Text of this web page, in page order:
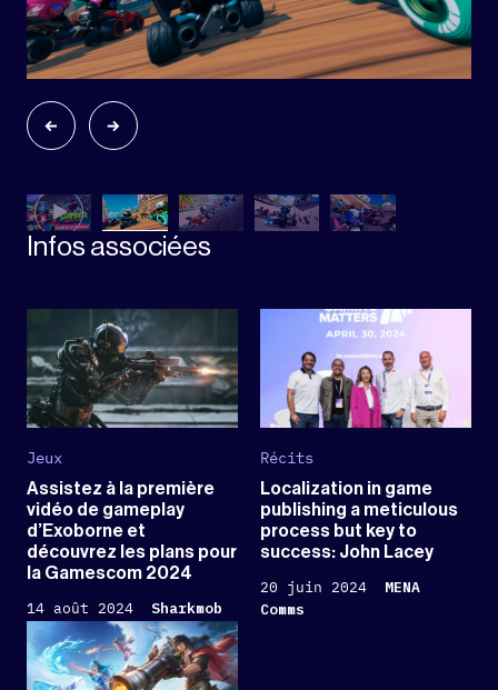
Infos associées
Jeux
Assistez à la première
vidéo de gameplay
d’Exoborne et
découvrez les plans pour
la Gamescom 2024
14 août 2024 Sharkmob
Récits
Localization in game
publishing a meticulous
process but key to
success: John Lacey
20 juin 2024
MENA
Comms